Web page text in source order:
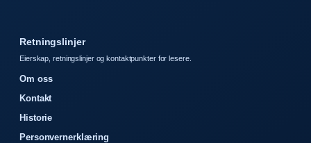
Retningslinjer
Eierskap, retningslinjer og kontaktpunkter for lesere.
Om oss
Kontakt
Historie
Personvernerklæring